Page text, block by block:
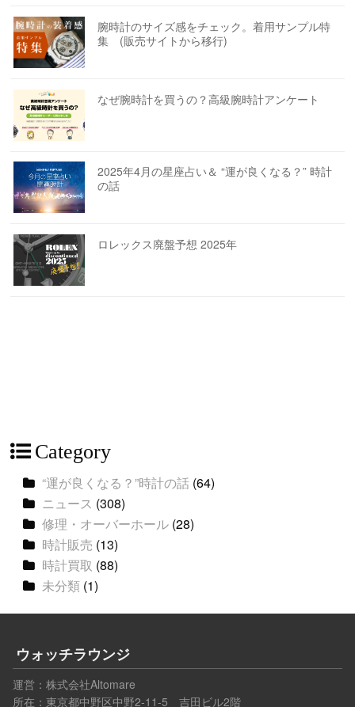
腕時計のサイズ感をチェック。着用サンプル特
集 (販売サイトから移行)
なぜ腕時計を買うの？高級腕時計アンケート
2025年4月の星座占い＆ “運が良くなる？” 時計
の話
ロレックス廃盤予想 2025年
Category
“運が良くなる？”時計の話 (64)
ニュース (308)
修理・オーバーホール (28)
時計販売 (13)
時計買取 (88)
未分類 (1)
ウォッチラウンジ
運営： 株式会社Altomare
所在：東京都中野区中野2-11-5 吉田ビル2階